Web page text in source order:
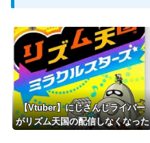
【Vtuber】にじさんじライバー
がリズム天国の配信しなくなった